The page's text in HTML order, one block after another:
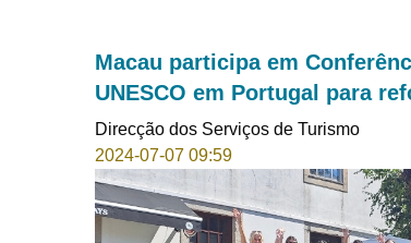
Macau participa em
UNESCO em Portugal para
Direcção dos Serviços de Turismo
2024-07-07 09:59